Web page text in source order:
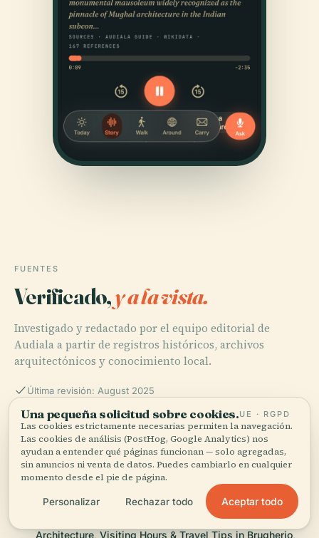
FUENTES
Verificado,y a la vista.
Investigado y redactado por el equipo editorial de
Audiala a partir de registros históricos, archivos
arquitectónicos y conocimiento local.
Última revisión: August 2025
Visiting the Colonna Votiva di Piazza Roma in Brugherio:
History, Significance, and Visitor Info, 2024, Visit Italy –
Brugherio
Exploring the Colonna Votiva di Piazza Roma: History,
Architecture, Visiting Hours & Travel Tips in Brugherio,
Una pequeña solicitud sobre cookies.UE · RGPD
Las cookies estrictamente necesarias permiten la navegación.
Las cookies de análisis (PostHog, Google Analytics) nos
ayudan a entender qué páginas funcionan — solo agregadas,
sin anuncios ni venta de datos. Puedes cambiarlo en cualquier
momento desde el pie de página.
Personalizar Rechazar todo Aceptar todo